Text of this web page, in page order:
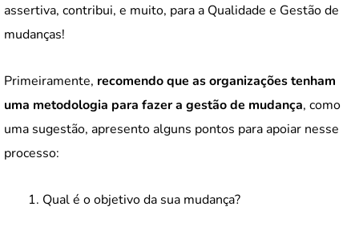
assertiva, contribui, e muito, para a Qualidade e Gestão de
mudanças!
Primeiramente, recomendo que as organizações tenham
uma metodologia para fazer a gestão de mudança, como
uma sugestão, apresento alguns pontos para apoiar nesse
processo:
Qual é o objetivo da sua mudança?